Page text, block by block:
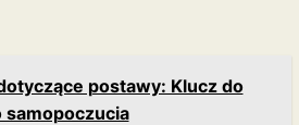
postawy: Klucz do
samopoczucia